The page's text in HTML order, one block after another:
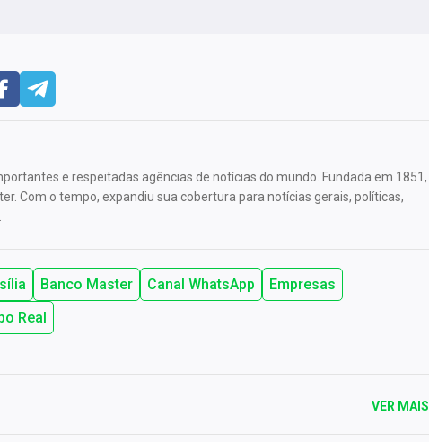
e respeitadas agências de notícias do mundo. Fundada em 1851,
Com o tempo, expandiu sua cobertura para notícias gerais, políticas,
Banco Master Canal WhatsApp
Empresas
Real
VER MAIS